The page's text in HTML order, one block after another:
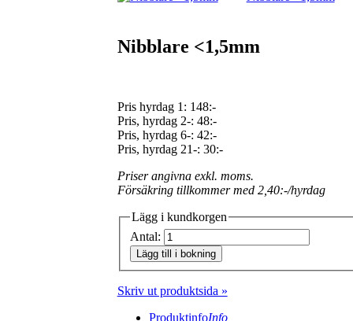
Nibblare <1,5mm
Pris hyrdag 1: 148:-
Pris, hyrdag 2-: 48:-
Pris, hyrdag 6-: 42:-
Pris, hyrdag 21-: 30:-
Priser angivna exkl. moms.
Försäkring tillkommer med 2,40:-/hyrdag
Lägg i kundkorgen
Antal:
Lägg till i bokning
Skriv ut produktsida »
ProduktinfoInfo